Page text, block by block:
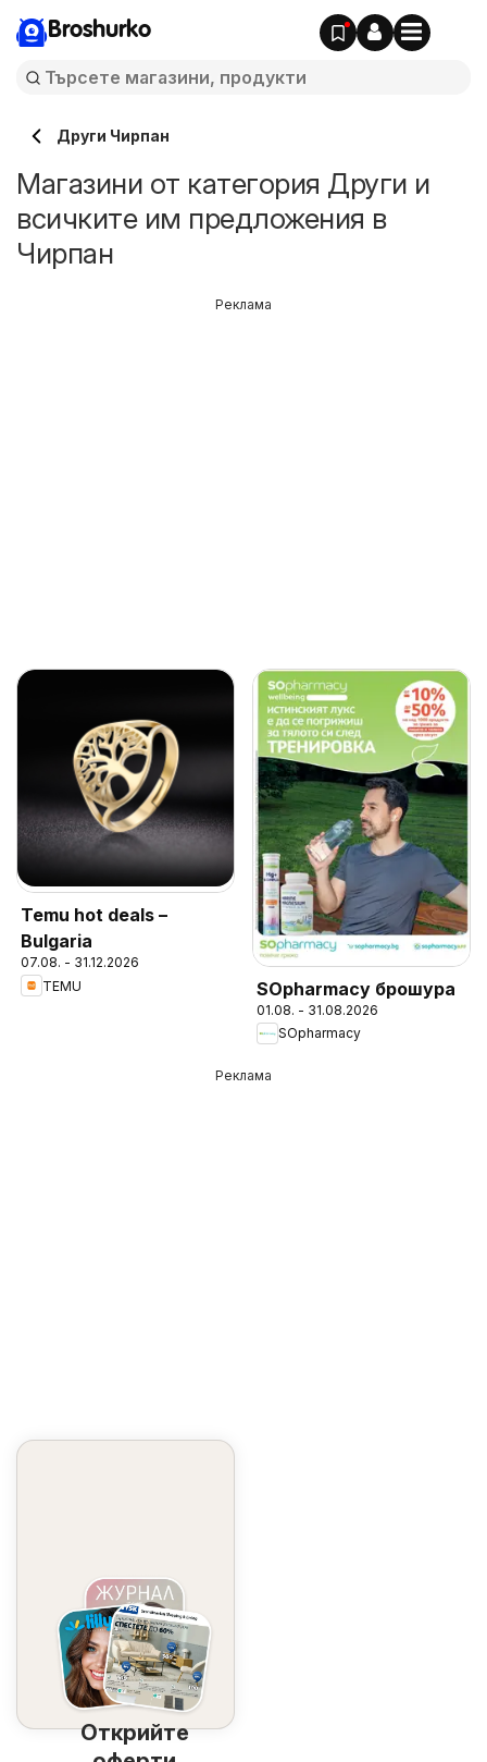
Broshurko
Други Чирпан
Магазини от категория Други и
всичките им предложения в
Чирпан
Temu hot deals –
Bulgaria
07.08. - 31.12.2026
TEMU
SOpharmacy брошура
01.08. - 31.08.2026
SOpharmacy
Реклама
Реклама
Открийте